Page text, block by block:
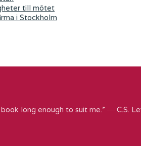
till mötet
i Stockholm
long enough to suit me.” ― C.S.